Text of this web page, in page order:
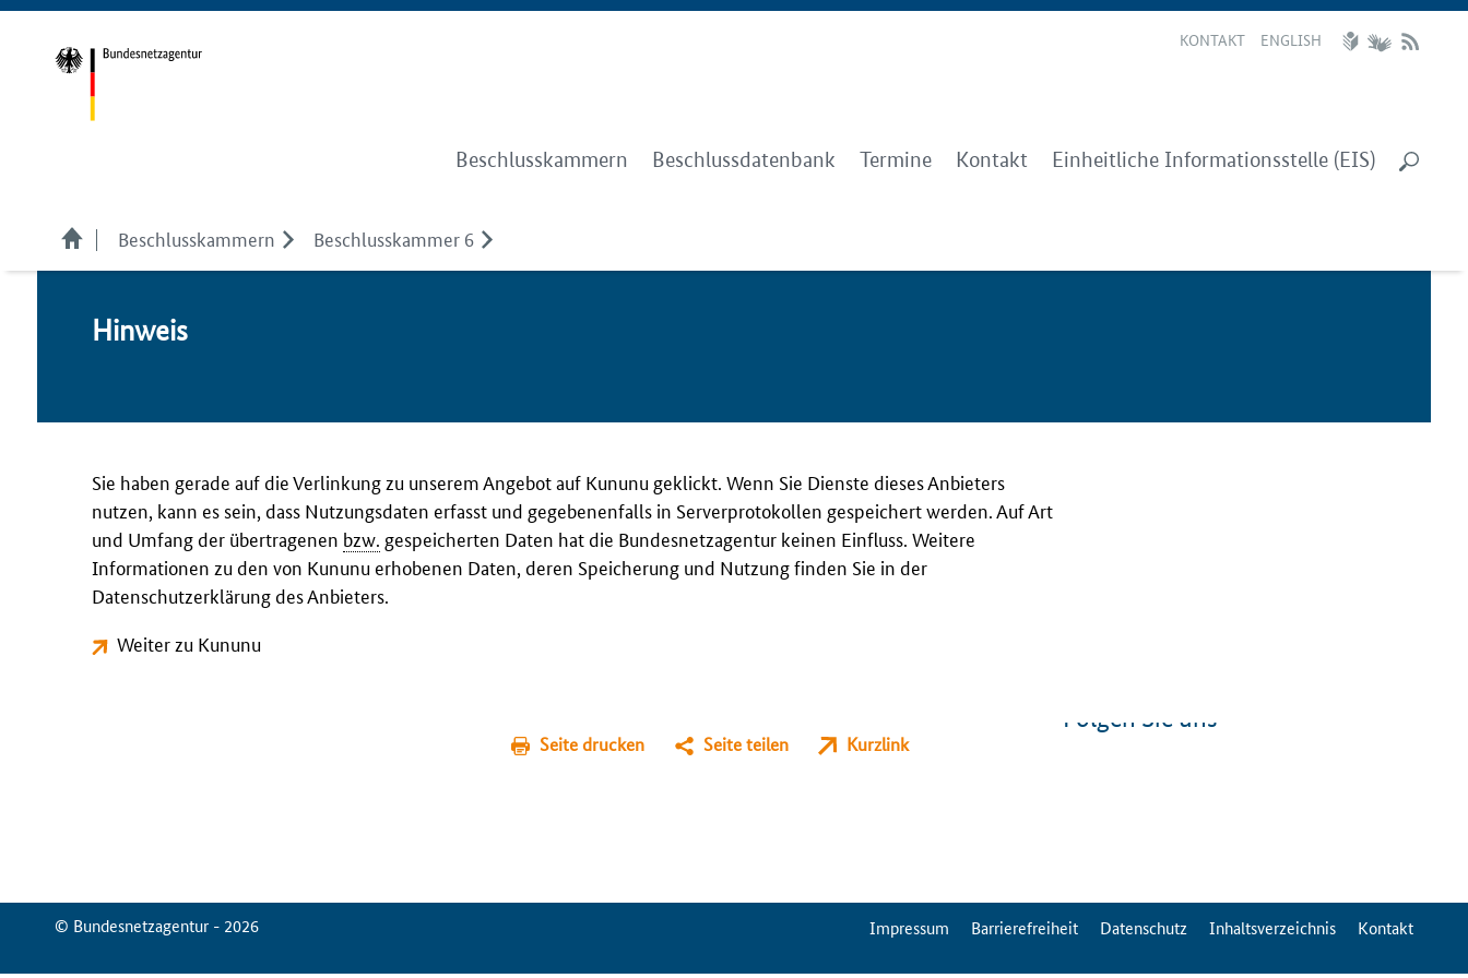
KONTAKT ENGLISH
Beschlusskammern Beschlussdatenbank Termine Kontakt Einheitliche Informationsstelle (EIS)
Beschlusskammern Beschlusskammer 6
Hin­weis
Sie haben gerade auf die Verlinkung zu unserem Angebot auf Kununu geklickt. Wenn Sie Dienste dieses Anbieters
nutzen, kann es sein, dass Nutzungsdaten erfasst und gegebenenfalls in Serverprotokollen gespeichert werden. Auf Art
und Umfang der übertragenen bzw. gespeicherten Daten hat die Bundesnetzagentur keinen Einfluss. Weitere
Informationen zu den von Kununu erhobenen Daten, deren Speicherung und Nutzung finden Sie in der
Datenschutzerklärung des Anbieters.
Weiter zu Kununu
Seite drucken Seite teilen Kurzlink
Folgen Sie uns
© Bundesnetzagentur - 2026 ServiceMenuImpressum Barrierefreiheit Datenschutz Inhaltsverzeichnis Kontakt